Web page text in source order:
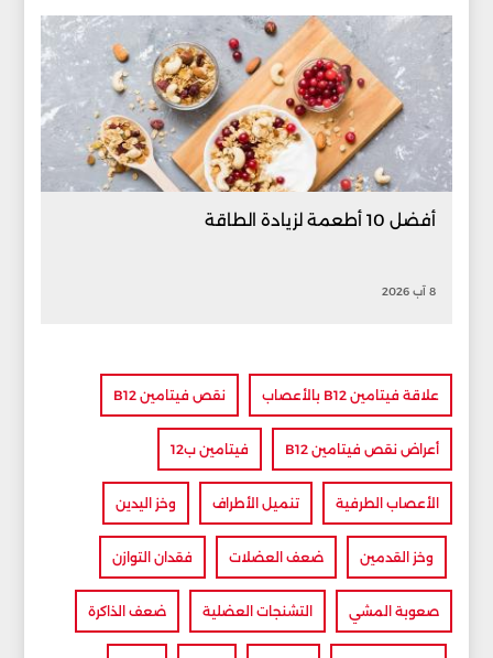
أفضل 10 أطعمة لزيادة الطاقة
8 آب 2026
علاقة فيتامين B12 بالأعصاب نقص فيتامين B12
أعراض نقص فيتامين B12 فيتامين ب12
الأعصاب الطرفية تنميل الأطراف وخز اليدين
وخز القدمين ضعف العضلات فقدان التوازن
صعوبة المشي التشنجات العضلية ضعف الذاكرة